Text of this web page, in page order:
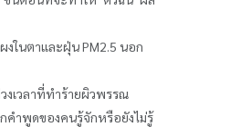
ในตาและฝุ่น PM2.5 นอก
งเวลาที่ทำร้ายผิวพรรณ
คำพูดของคนรู้จักหรือยังไม่รู้